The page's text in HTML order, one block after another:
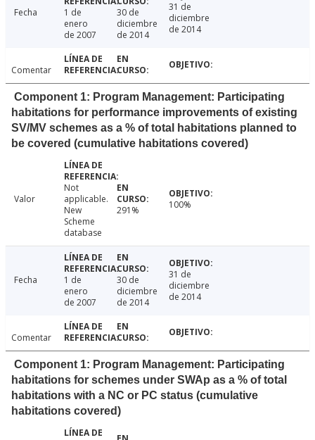
Fecha
1 de
enero
de 2007
30 de
diciembre
de 2014
31 de
diciembre
de 2014
Comentar
Component 1: Program Management: Participating
habitations for performance improvements of existing
SV/MV schemes as a % of total habitations planned to
be covered (cumulative habitations covered)
Valor
Not
applicable.
New
Scheme
database
291% 100%
Fecha
1 de
enero
de 2007
30 de
diciembre
de 2014
31 de
diciembre
de 2014
Comentar
Component 1: Program Management: Participating
habitations for schemes under SWAp as a % of total
habitations with a NC or PC status (cumulative
habitations covered)